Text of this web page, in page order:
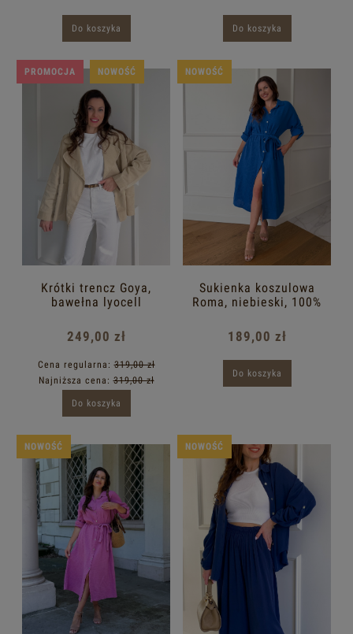
Do koszyka Do koszyka
Krótki trencz Goya,
bawełna lyocell
249,00 zł
Cena regularna:319,00 zł
Najniższa cena:319,00 zł
Do koszyka
PROMOCJA NOWOŚĆ
Sukienka koszulowa
Roma, niebieski, 100%
189,00 zł
Do koszyka
NOWOŚĆ
NOWOŚĆ NOWOŚĆ